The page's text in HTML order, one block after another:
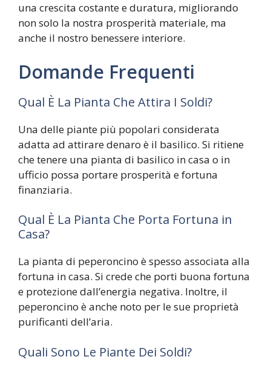
una crescita costante e duratura, migliorando
non solo la nostra prosperità materiale, ma
anche il nostro benessere interiore.
Domande Frequenti
Qual È La Pianta Che Attira I Soldi?
Una delle piante più popolari considerata
adatta ad attirare denaro è il basilico. Si ritiene
che tenere una pianta di basilico in casa o in
ufficio possa portare prosperità e fortuna
finanziaria.
Qual È La Pianta Che Porta Fortuna in
Casa?
La pianta di peperoncino è spesso associata alla
fortuna in casa. Si crede che porti buona fortuna
e protezione dall’energia negativa. Inoltre, il
peperoncino è anche noto per le sue proprietà
purificanti dell’aria.
Quali Sono Le Piante Dei Soldi?